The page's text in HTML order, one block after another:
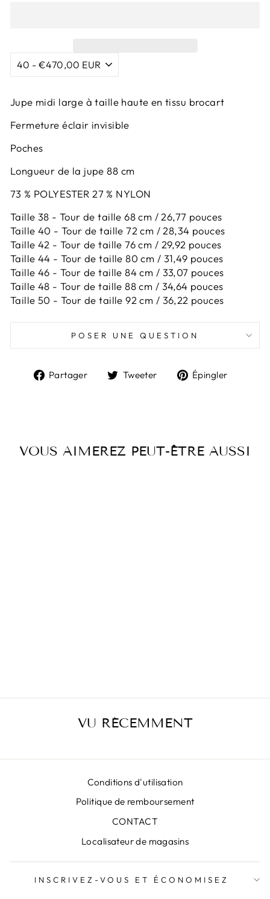
Jupe midi large à taille haute en tissu brocart
Fermeture éclair invisible
Poches
Longueur de la jupe 88 cm
73 % POLYESTER 27 % NYLON
Taille 38 - Tour de taille 68 cm / 26,77 pouces
Taille 40 - Tour de taille 72 cm / 28,34 pouces
Taille 42 - Tour de taille 76 cm / 29,92 pouces
Taille 44 - Tour de taille 80 cm / 31,49 pouces
Taille 46 - Tour de taille 84 cm / 33,07 pouces
Taille 48 - Tour de taille 88 cm / 34,64 pouces
Taille 50 - Tour de taille 92 cm / 36,22 pouces
POSER UNE QUESTION
Partager
PartagerTweeter
TweeterÉpingler
VOUS AIMEREZ PEUT-ÊTRE AUSSI
VU RÉCEMMENT
Conditions d'utilisation
Politique de remboursement
CONTACT
Localisateur de magasins
INSCRIVEZ-VOUS ET ÉCONOMISEZ